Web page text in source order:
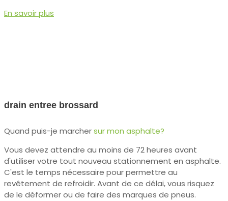
En savoir plus
drain entree brossard
Quand puis-je marchersur mon asphalte?
Vous devez attendre au moins de 72 heures avant
d'utiliser votre tout nouveau stationnement en asphalte.
C'est le temps nécessaire pour permettre au
revêtement de refroidir. Avant de ce délai, vous risquez
de le déformer ou de faire des marques de pneus.